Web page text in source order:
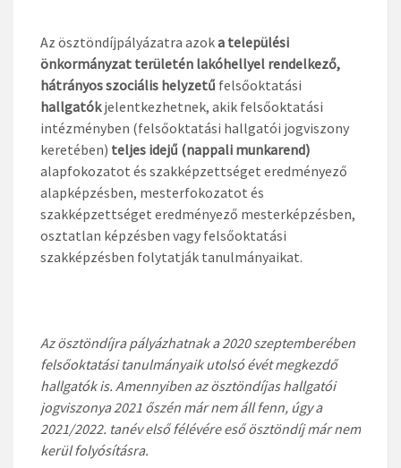
Az ösztöndíjpályázatra azoka települési
önkormányzat területén lakóhellyel rendelkező,
hátrányos szociális helyzetű felsőoktatási
hallgatókjelentkezhetnek, akik felsőoktatási
intézményben (felsőoktatási hallgatói jogviszony
keretében) teljes idejű (nappali munkarend)
alapfokozatot és szakképzettséget eredményező
alapképzésben, mesterfokozatot és
szakképzettséget eredményező mesterképzésben,
osztatlan képzésben vagy felsőoktatási
szakképzésben folytatják tanulmányaikat.
Az ösztöndíjra pályázhatnak a 2020 szeptemberében
felsőoktatási tanulmányaik utolsó évét megkezdő
hallgatók is. Amennyiben az ösztöndíjas hallgatói
jogviszonya 2021 őszén már nem áll fenn, úgy a
2021/2022. tanév első félévére eső ösztöndíj már nem
kerül folyósításra.